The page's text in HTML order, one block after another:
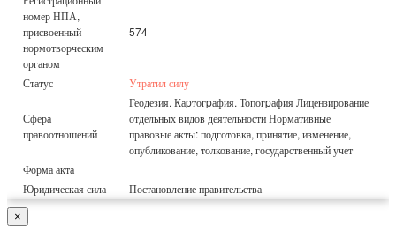
номер НПА,
присвоенный
нормотворческим
органом
574
Статус Утратил силу
Сфера
правоотношений
Геодезия. Каpтогpафия. Топогpафия Лицензирование
отдельных видов деятельности Нормативные
правовые акты: подготовка, принятие, изменение,
опубликование, толкование, государственный учет
Форма акта
Юридическая сила
Постановление правительства
×